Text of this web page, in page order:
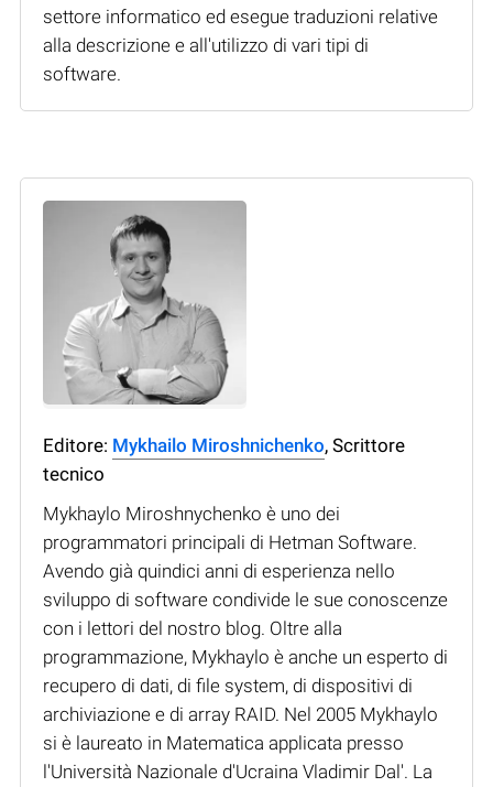
settore informatico ed esegue traduzioni relative
alla descrizione e all'utilizzo di vari tipi di
software.
Editore: Mykhailo Miroshnichenko, Scrittore
tecnico
Mykhaylo Miroshnychenko è uno dei
programmatori principali di Hetman Software.
Avendo già quindici anni di esperienza nello
sviluppo di software condivide le sue conoscenze
con i lettori del nostro blog. Oltre alla
programmazione, Mykhaylo è anche un esperto di
recupero di dati, di file system, di dispositivi di
archiviazione e di array RAID. Nel 2005 Mykhaylo
si è laureato in Matematica applicata presso
l'Università Nazionale d'Ucraina Vladimir Dal'. La